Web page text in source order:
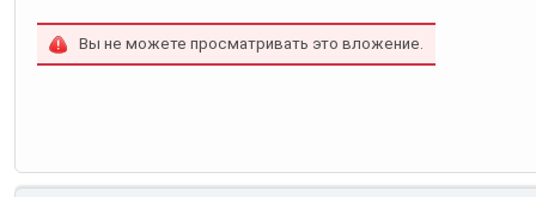
Вы не можете просматривать это вложение.